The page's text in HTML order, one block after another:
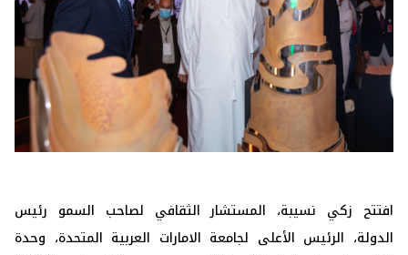
افتتح زكي نسيبة، المستشار الثقافي لصاحب السمو رئيس
الدولة، ‏الرئيس الأعلى لجامعة الامارات العربية المتحدة، وحدة